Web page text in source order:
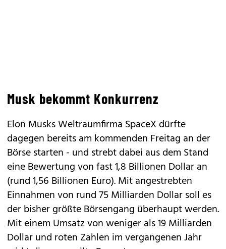
Musk bekommt Konkurrenz
Elon Musks Weltraumfirma SpaceX dürfte
dagegen bereits am kommenden Freitag an der
Börse starten - und strebt dabei aus dem Stand
eine Bewertung von fast 1,8 Billionen Dollar an
(rund 1,56 Billionen Euro). Mit angestrebten
Einnahmen von rund 75 Milliarden Dollar soll es
der bisher größte Börsengang überhaupt werden.
Mit einem Umsatz von weniger als 19 Milliarden
Dollar und roten Zahlen im vergangenen Jahr